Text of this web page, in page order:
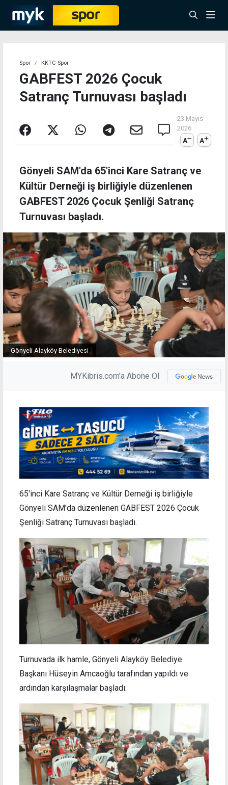
Spor KKTC Spor
GABFEST 2026 Çocuk
Satranç Turnuvası başladı
23 Mayıs
2026
A
A
Gönyeli SAM'da 65'inci Kare Satranç ve
Kültür Derneği iş birliğiyle düzenlenen
GABFEST 2026 Çocuk Şenliği Satranç
Turnuvası başladı.
Gönyeli Alayköy Belediyesi
MYKibris.com'a Abone Ol
65'inci Kare Satranç ve Kültür Derneği iş birliğiyle
Gönyeli SAM'da düzenlenen GABFEST 2026 Çocuk
Şenliği Satranç Turnuvası başladı.
Turnuvada ilk hamle, Gönyeli Alayköy Belediye
Başkanı Hüseyin Amcaoğlu tarafından yapıldı ve
ardından karşılaşmalar başladı.